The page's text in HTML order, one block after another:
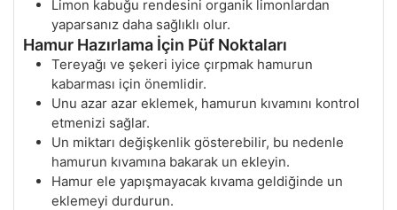
Limon kabuğu rendesini organik limonlardan
yaparsanız daha sağlıklı olur.
Hamur Hazırlama İçin Püf Noktaları
Tereyağı ve şekeri iyice çırpmak hamurun
kabarması için önemlidir.
Unu azar azar eklemek, hamurun kıvamını kontrol
etmenizi sağlar.
Un miktarı değişkenlik gösterebilir, bu nedenle
hamurun kıvamına bakarak un ekleyin.
Hamur ele yapışmayacak kıvama geldiğinde un
eklemeyi durdurun.